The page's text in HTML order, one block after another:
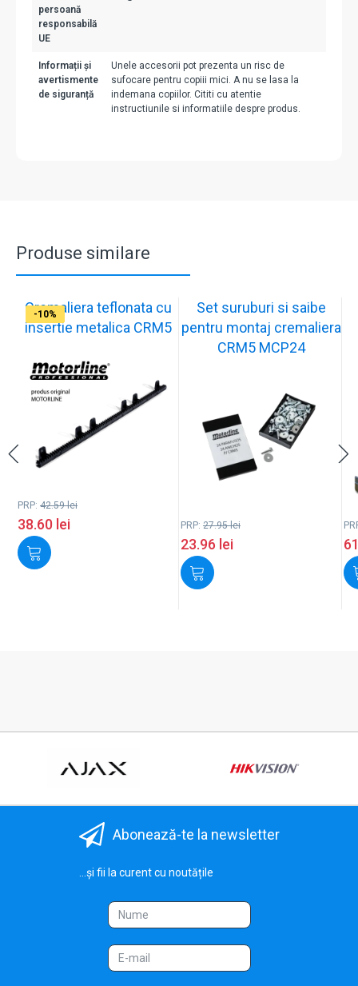
persoană
responsabilă
UE
Informații și
avertismente
de siguranță
Unele accesorii pot prezenta un risc de
sufocare pentru copiii mici. A nu se lasa la
indemana copiilor. Cititi cu atentie
instructiunile si informatiile despre produs.
Produse similare
-9%
Cremaliera teflonata cu
insertie metalica CRM5
PRP: 42.59lei
38.60 lei
-14%
Set suruburi si saibe
pentru montaj cremaliera
CRM5 MCP24
PRP: 27.95lei
23.96 lei
-10%
-12%
-10%
-10%
-10%
-10%
-11%
-10%
Abonează-te la newsletter
...și fii la curent cu noutățile